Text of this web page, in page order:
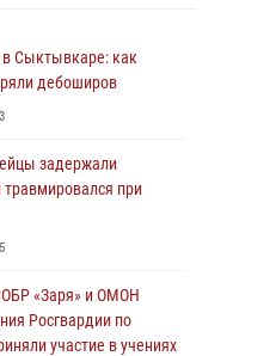
Сыктывкаре: как
дебоширов
задержали
при
«Заря» и ОМОН
Росгвардии по
участие в учениях